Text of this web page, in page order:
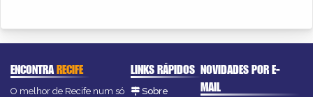
ENCONTRARECIFE
O melhor de Recife num só
LINKS RÁPIDOS
Sobre
NOVIDADES POR E-
MAIL